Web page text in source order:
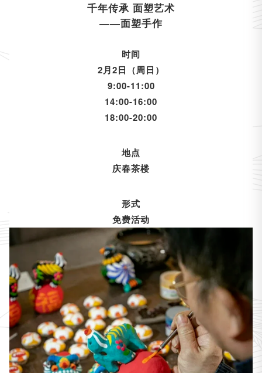
千年传承 面塑艺术
——面塑手作
时间
2月2日（周日）
9:00-11:00
14:00-16:00
18:00-20:00
地点
庆春茶楼
形式
免费活动